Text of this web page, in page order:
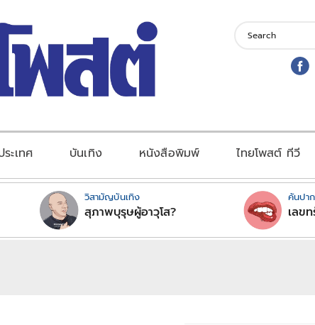
ะเทศ บันเทิง หนังสือพิมพ์ ไทยโพสต์ ทีวี
วิสามัญบันเทิง
สุภาพบุรุษผู้อาวุโส?
คันปา
เลข